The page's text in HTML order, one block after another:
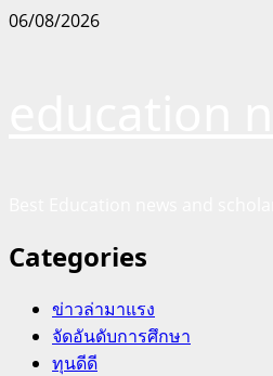
Skip
06/08/2026
Categories
ข่าวล่ามาแรง
จัดอันดับการศึกษา
ทุนดีดี